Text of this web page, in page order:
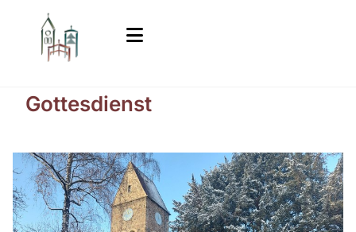
Gottesdienst